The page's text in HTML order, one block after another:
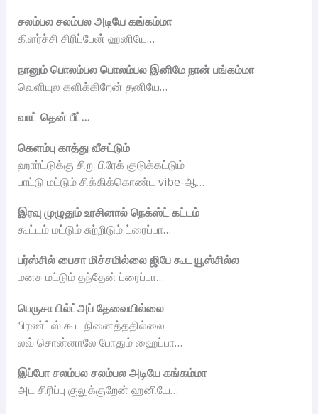
சலம்பல சலம்பல அடியே கங்கம்மா
கிளர்ச்சி சிரிப்பேன் ஹனியே…
நானும் பொலம்பல பொலம்பல இனிமே நான் பங்கம்மா
வெளியுல களிக்கிறேன் தனியே…
வாட் தென் பீட்…
கெளம்பு காத்து வீசட்டும்
ஹார்ட்டுக்கு சிறு பிரேக் குடுக்கட்டும்
பாட்டு மட்டும் சிக்கிக்கொண்ட vibe-ஆ…
இரவு முழுதும் உரசினால் நெக்ஸ்ட் கட்டம்
கூட்டம் மட்டும் சுற்றிடும் ட்ரைப்பா…
பர்ஸ்சில் பைசா மிச்சமில்லை ஜிபே கூட யூஸ்சில்ல
மனச மட்டும் தந்தேன் ப்ரைப்பா…
பெருசா பில்ட்அப் தேவையில்லை
பிரண்ட்ஸ் கூட நினைத்ததில்லை
லவ் சொன்னாலே போதும் ஹைப்பா…
இப்போ சலம்பல சலம்பல அடியே கங்கம்மா
அட சிரிப்பு குலுக்குறேன் ஹனியே…